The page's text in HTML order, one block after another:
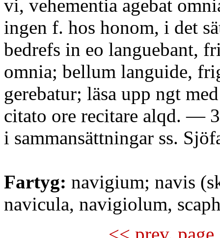
vi, vehementia agebat
ingen f. hos honom, i det
bedrefs in eo languebant,
omnia; bellum languide,
gerebatur; läsa upp ngt
citato ore recitare alqd. —
i sammansättningar ss.
Fartyg: navigium; navis
navicula, navigiolum,